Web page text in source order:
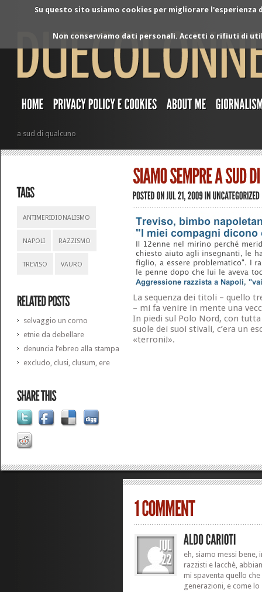
Su questo sito usiamo cookies per migliorare
Non conserviamo dati personali. Accetti o rifiuti di
a sud di qualcuno
ANTIMERIDIONALISMO
NAPOLI RAZZISMO
TREVISO VAURO
selvaggio un corno
etnie da debellare
denuncia l’ebreo alla stampa
excludo, clusi, clusum, ere
La sequenza dei titoli – quello
– mi fa venire in mente una
In piedi sul Polo Nord, con
suole dei suoi stivali, c’era un
«terroni!».
eh, siamo messi
razzisti e lacchè,
mi spaventa quello
generazioni, e come